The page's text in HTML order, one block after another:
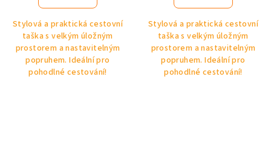
Stylová a praktická cestovní
taška s velkým úložným
prostorem a nastavitelným
popruhem. Ideální pro
pohodlné cestování!
z
5
hvězdiček.
Stylová a praktická cestovní
taška s velkým úložným
prostorem a nastavitelným
popruhem. Ideální pro
pohodlné cestování!